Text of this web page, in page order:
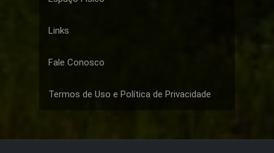
Links
Fale Conosco
Termos de Uso e Política de Privacidade